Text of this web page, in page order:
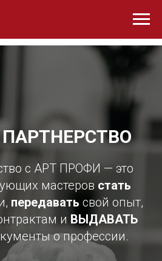
ПАРТНЕРСТВО
с АРТ ПРОФИ — это
мастеров стать
передавать свой опыт,
и ВЫДАВАТЬ
о профессии.